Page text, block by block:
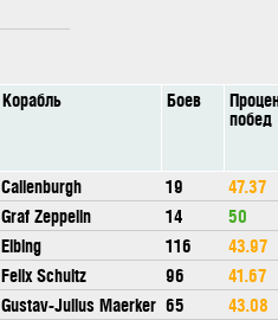
Корабль Боев
побед
Callenburgh 19
47.37
Graf Zeppelin 14
50
Elbing 116
43.97
Felix Schultz 96
41.67
Gustav-Julius Maerker 65
43.08